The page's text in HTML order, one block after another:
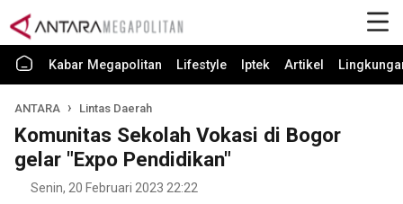
Kabar Megapolitan Lifestyle Iptek Artikel
ANTARA Lintas Daerah
Komunitas Sekolah Vokasi di Bogor
gelar "Expo Pendidikan"
Senin, 20 Februari 2023 22:22